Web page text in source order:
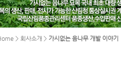
> 회사소개 > 가시없는 음나무 개발 이야기